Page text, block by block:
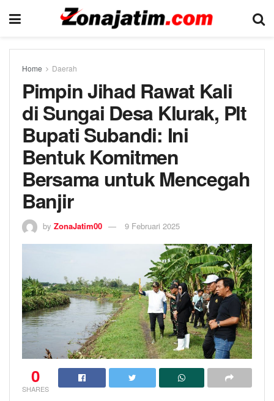
Home Daerah
Pimpin Jihad Rawat Kali
di Sungai Desa Klurak, Plt
Bupati Subandi: Ini
Bentuk Komitmen
Bersama untuk Mencegah
Banjir
by ZonaJatim00 9 Februari 2025
0
SHARES